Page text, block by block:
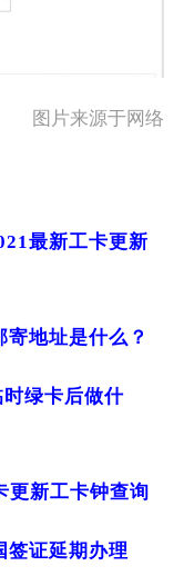
图片来源于网络
最新工卡更新
地址是什么？
绿卡后做什
更新工卡钟查询
签证延期办理